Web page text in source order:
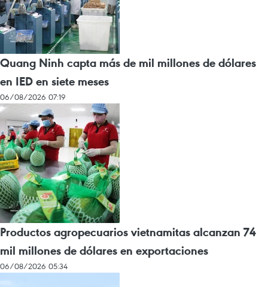
Quang Ninh capta más de mil millones de dólares
en IED en siete meses
06/08/2026 07:19
Productos agropecuarios vietnamitas alcanzan 74
mil millones de dólares en exportaciones
06/08/2026 05:34